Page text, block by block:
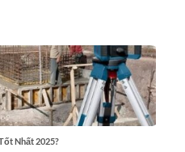
Nhất 2025?